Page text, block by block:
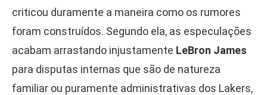
criticou duramente a maneira como os rumores
foram construídos. Segundo ela, as especulações
acabam arrastando injustamente LeBron James
para disputas internas que são de natureza
familiar ou puramente administrativas dos Lakers,